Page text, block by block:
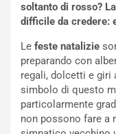
soltanto di rosso?
difficile da credere:
Le feste natalizie
preparando con
regali, dolcetti e giri
simbolo di questo
particolarmente
non possono fare a